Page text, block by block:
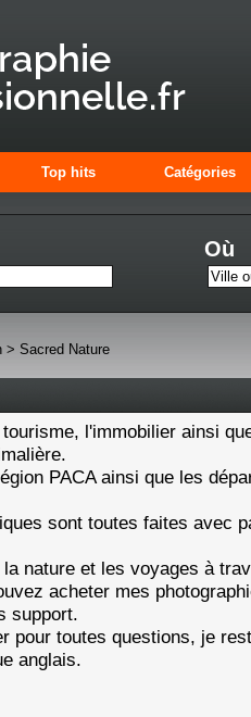
Top hits Catégories
Où
> Sacred Nature
l'immobilier ainsi
PACA ainsi que les
sont toutes faites avec
nature et les voyages à
acheter mes
support.
pour toutes questions, je
anglais.